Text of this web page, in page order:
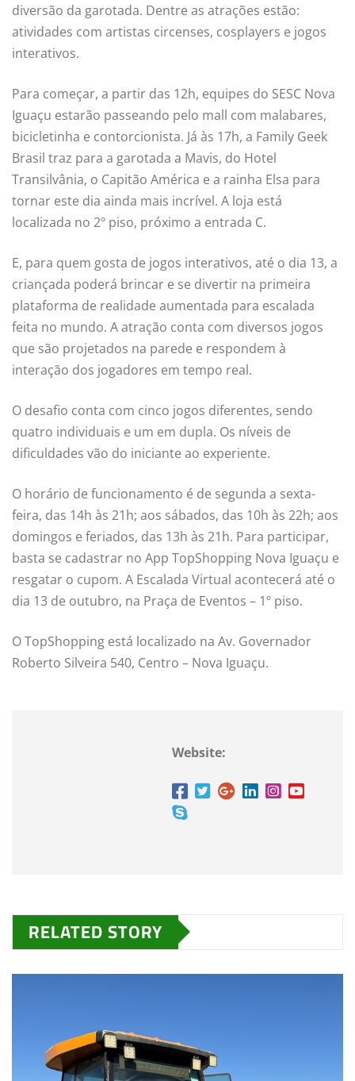
diversão da garotada. Dentre as atrações estão:
atividades com artistas circenses, cosplayers e jogos
interativos.
Para começar, a partir das 12h, equipes do SESC Nova
Iguaçu estarão passeando pelo mall com malabares,
bicicletinha e contorcionista. Já às 17h, a Family Geek
Brasil traz para a garotada a Mavis, do Hotel
Transilvânia, o Capitão América e a rainha Elsa para
tornar este dia ainda mais incrível. A loja está
localizada no 2º piso, próximo a entrada C.
E, para quem gosta de jogos interativos, até o dia 13, a
criançada poderá brincar e se divertir na primeira
plataforma de realidade aumentada para escalada
feita no mundo. A atração conta com diversos jogos
que são projetados na parede e respondem à
interação dos jogadores em tempo real.
O desafio conta com cinco jogos diferentes, sendo
quatro individuais e um em dupla. Os níveis de
dificuldades vão do iniciante ao experiente.
O horário de funcionamento é de segunda a sexta-
feira, das 14h às 21h; aos sábados, das 10h às 22h; aos
domingos e feriados, das 13h às 21h. Para participar,
basta se cadastrar no App TopShopping Nova Iguaçu e
resgatar o cupom. A Escalada Virtual acontecerá até o
dia 13 de outubro, na Praça de Eventos – 1º piso.
O TopShopping está localizado na Av. Governador
Roberto Silveira 540, Centro – Nova Iguaçu.
Website:
RELATED STORY